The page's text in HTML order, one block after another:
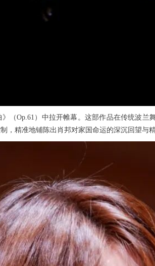
（Op.61）中拉开帷幕。这部作品在传统波
，精准地铺陈出肖邦对家国命运的深沉回望与精